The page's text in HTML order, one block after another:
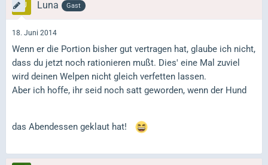
Luna Gast
18. Juni 2014
Wenn er die Portion bisher gut vertragen hat, glaube ich nicht,
dass du jetzt noch rationieren mußt. Dies' eine Mal zuviel
wird deinen Welpen nicht gleich verfetten lassen.
Aber ich hoffe, ihr seid noch satt geworden, wenn der Hund
das Abendessen geklaut hat!